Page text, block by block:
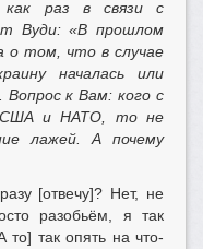
как раз в связи с
Вуди: «В прошлом
о том, что в случае
началась или
Вопрос к Вам: кого с
США и НАТО, то не
лажей. А почему
[отвечу]? Нет, не
разобьём, я так
так опять на что-